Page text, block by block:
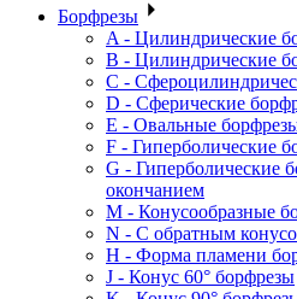
Борфрезы
A - Цилиндрические
B - Цилиндрические
C -
D - Сферические
E - Овальные
F - Гиперболические
G - Гиперболические
окончанием
M - Конусообразные
N - С обратным
H - Форма пламени
J - Конус 60° борфрезы